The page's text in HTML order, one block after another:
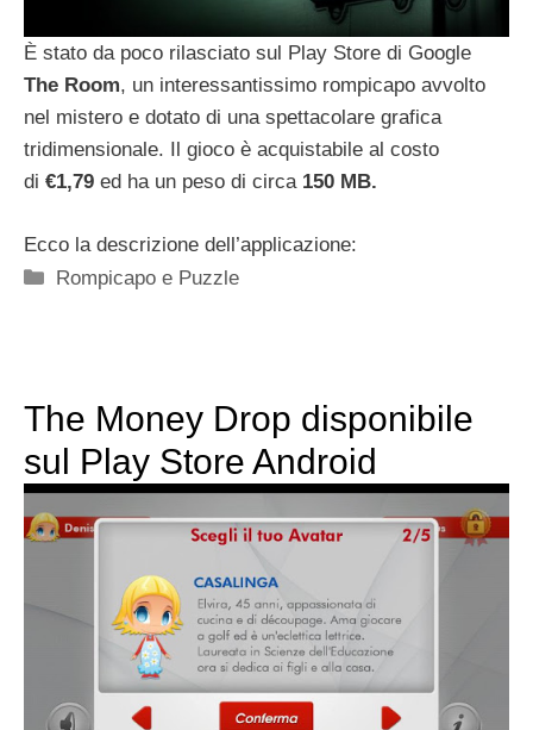
È stato da poco rilasciato sul Play Store di Google
The Room, un interessantissimo rompicapo avvolto
nel mistero e dotato di una spettacolare grafica
tridimensionale. Il gioco è acquistabile al costo
di €1,79 ed ha un peso di circa 150 MB.
Ecco la descrizione dell’applicazione:
Categorie
Rompicapo e Puzzle
The Money Drop disponibile
sul Play Store Android